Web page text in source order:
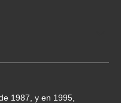
1987, y en 1995,